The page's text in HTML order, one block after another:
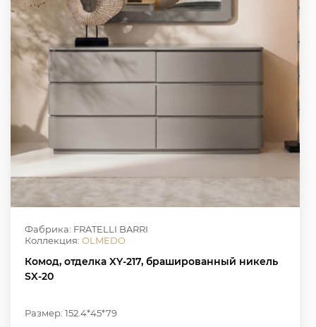
Фабрика: FRATELLI BARRI
Коллекция: OLMEDO
Комод, отделка XY-217, брашированный никель
SX-20
Размер: 152.4*45*79